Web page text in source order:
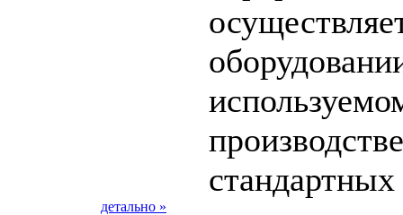
производстве
детально »